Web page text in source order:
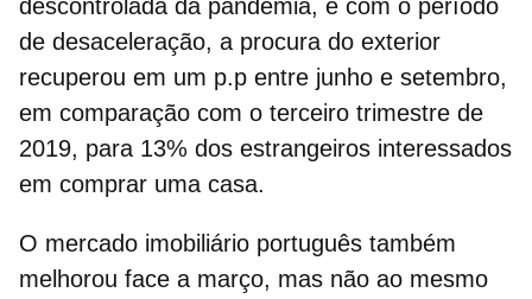
descontrolada da pandemia, e com o período
de desaceleração, a procura do exterior
recuperou em um p.p entre junho e setembro,
em comparação com o terceiro trimestre de
2019, para 13% dos estrangeiros interessados
​​em comprar uma casa.
O mercado imobiliário português também
melhorou face a março, mas não ao mesmo